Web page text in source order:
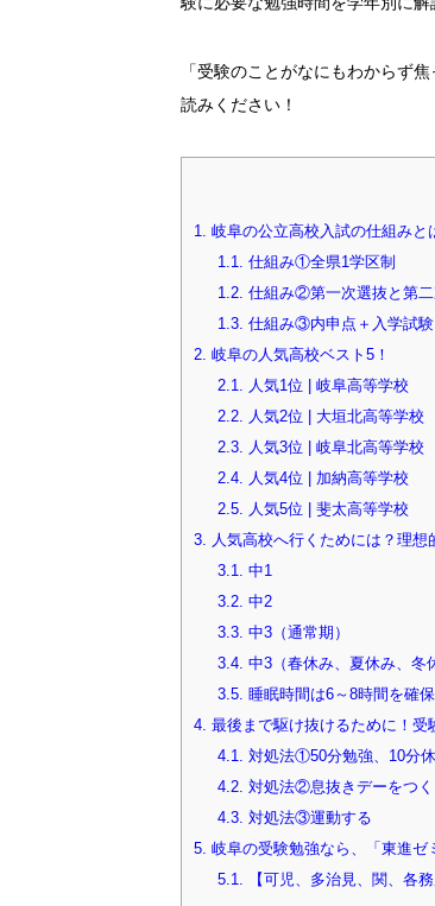
「受験のことがなにもわからず
読みください！
1. 岐阜の公立高校入試の仕組みと
1.1. 仕組み①全県1学区制
1.2. 仕組み②第一次選抜と第
1.3. 仕組み③内申点＋入学試験
2. 岐阜の人気高校ベスト5！
2.1. 人気1位 | 岐阜高等学校
2.2. 人気2位 | 大垣北高等学校
2.3. 人気3位 | 岐阜北高等学校
2.4. 人気4位 | 加納高等学校
2.5. 人気5位 | 斐太高等学校
3. 人気高校へ行くためには？理想
3.1. 中1
3.2. 中2
3.3. 中3（通常期）
3.4. 中3（春休み、夏休み、冬
3.5. 睡眠時間は6～8時間を確
4. 最後まで駆け抜けるために！受
4.1. 対処法①50分勉強、10分
4.2. 対処法②息抜きデーをつく
4.3. 対処法③運動する
5. 岐阜の受験勉強なら、「東進ゼ
5.1. 【可児、多治見、関、各